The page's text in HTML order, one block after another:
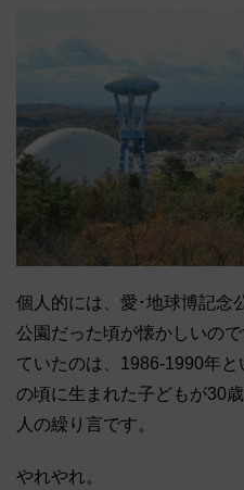
個人的には、愛･地球博記念
公園だった頃が懐かしいの
ていたのは、1986-1990年
の頃に生まれた子どもが30
人の繰り言です。
やれやれ。